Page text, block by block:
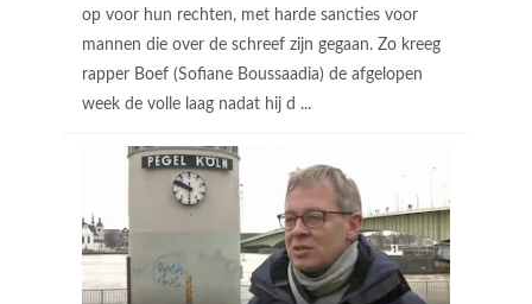
op voor hun rechten, met harde sancties voor
mannen die over de schreef zijn gegaan. Zo kreeg
rapper Boef (Sofiane Boussaadia) de afgelopen
week de volle laag nadat hij d ...